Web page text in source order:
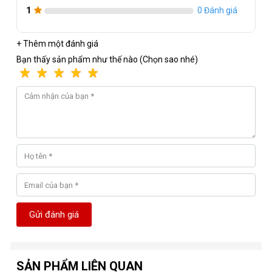
1
0 Đánh giá
+ Thêm một đánh giá
Bạn thấy sản phẩm như thế nào (Chọn sao nhé)
Gửi đánh giá
SẢN PHẨM LIÊN QUAN